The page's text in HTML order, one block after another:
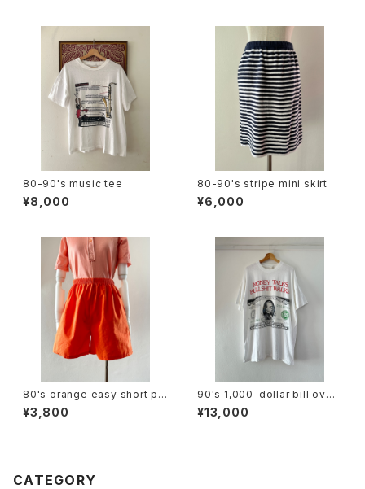
80-90's music tee
¥8,000
80-90's stripe mini skirt
¥6,000
80's orange easy short pa
nts
¥3,800
90's 1,000-dollar bill over
size tee
¥13,000
CATEGORY